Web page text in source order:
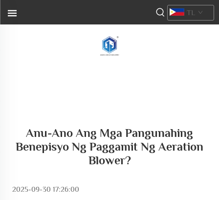
TL
Anu-Ano Ang Mga Pangunahing
Benepisyo Ng Paggamit Ng Aeration
Blower?
2025-09-30 17:26:00